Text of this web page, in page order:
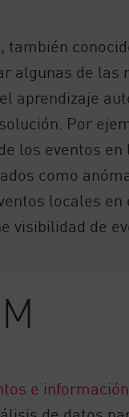
también
algunas de las
aprendizaje
Por
los eventos en
como
locales en
visibilidad de
e